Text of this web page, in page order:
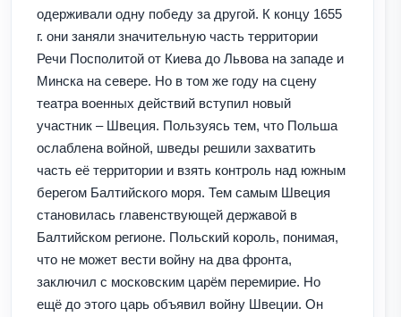
одерживали одну победу за другой. К концу 1655
г. они заняли значительную часть территории
Речи Посполитой от Киева до Львова на западе и
Минска на севере. Но в том же году на сцену
театра военных действий вступил новый
участник – Швеция. Пользуясь тем, что Польша
ослаблена войной, шведы решили захватить
часть её территории и взять контроль над южным
берегом Балтийского моря. Тем самым Швеция
становилась главенствующей державой в
Балтийском регионе. Польский король, понимая,
что не может вести войну на два фронта,
заключил с московским царём перемирие. Но
ещё до этого царь объявил войну Швеции. Он